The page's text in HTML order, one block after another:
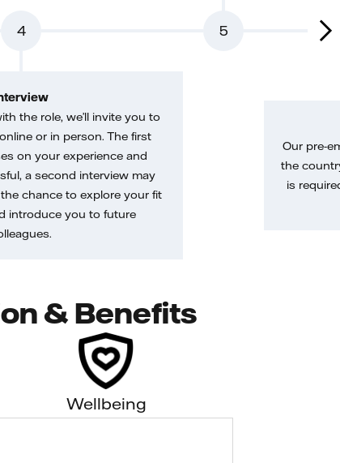
4
the role, we’ll invite you to
or in person. The first
on your experience and
a second interview may
chance to explore your fit
introduce you to future
5
Our pre-
the
is
& Benefits
Wellbeing